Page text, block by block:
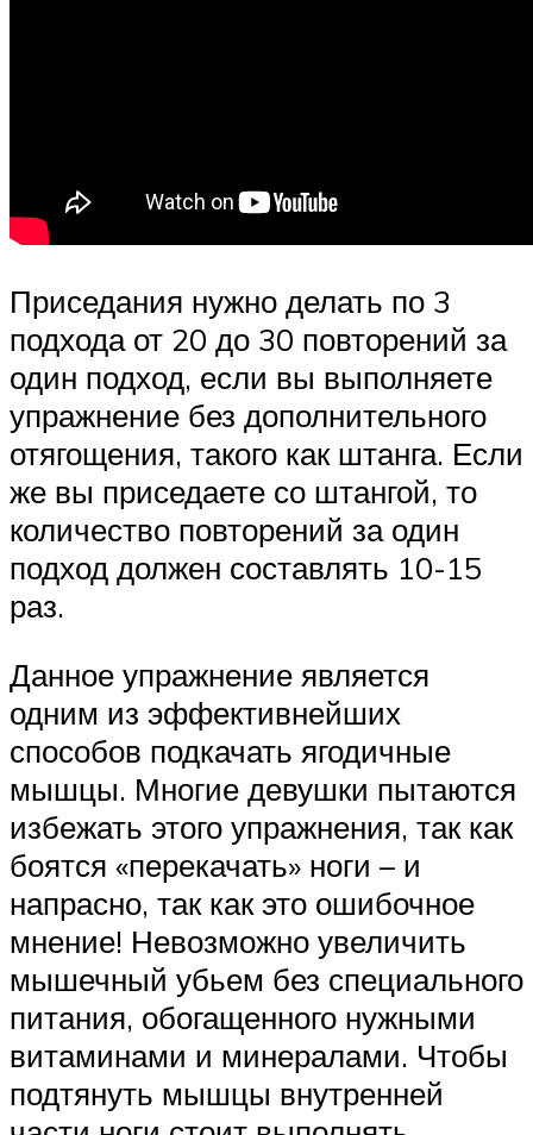
Приседания нужно делать по 3
подхода от 20 до 30 повторений за
один подход, если вы выполняете
упражнение без дополнительного
отягощения, такого как штанга. Если
же вы приседаете со штангой, то
количество повторений за один
подход должен составлять 10-15
раз.
Данное упражнение является
одним из эффективнейших
способов подкачать ягодичные
мышцы. Многие девушки пытаются
избежать этого упражнения, так как
боятся «перекачать» ноги – и
напрасно, так как это ошибочное
мнение! Невозможно увеличить
мышечный убьем без специального
питания, обогащенного нужными
витаминами и минералами. Чтобы
подтянуть мышцы внутренней